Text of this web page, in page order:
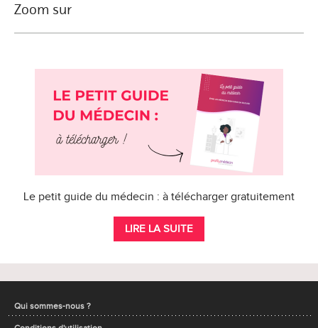
Zoom sur
Le petit guide du médecin : à télécharger gratuitement
LIRE LA SUITE
Qui sommes-nous ?